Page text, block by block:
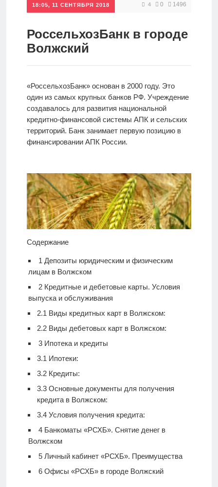
Ипотеки
18:05, 11 СЕНТЯБРЯ 2018 4 0 1496
РоссельхозБанк в городе
Волжский
«РоссельхозБанк» основан в 2000 году. Это
один из самых крупных банков РФ. Учреждение
создавалось для развития национальной
кредитно-финансовой системы АПК и сельских
территорий. Банк занимает первую позицию в
финансировании АПК России.
Содержание
1 Депозиты юридическим и физическим
лицам в Волжском
2Кредитные и дебетовые карты. Условия
выпуска и обслуживания
2.1 Виды кредитных карт в Волжском:
2.2Виды дебетовых карт в Волжском:
3Ипотека и кредиты
3.1 Ипотеки:
3.2Кредиты:
3.3Основные документы для получения
кредита в Волжском:
3.4Условия получения кредита:
4Банкоматы «РСХБ». Снятие денег в
Волжском
5Личный кабинет «РСХБ». Преимущества
6Офисы «РСХБ» в городе Волжский